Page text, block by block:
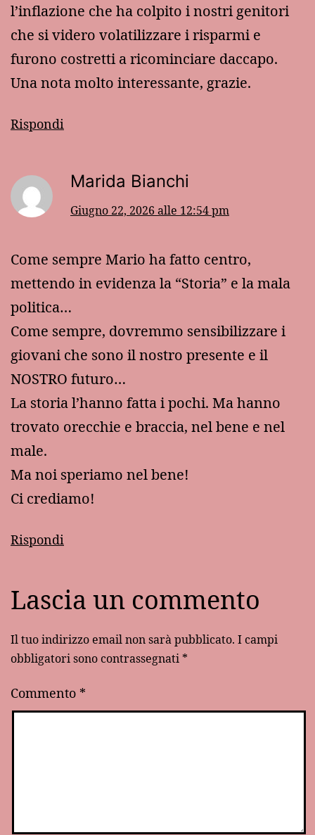
l’inflazione che ha colpito i nostri genitori
che si videro volatilizzare i risparmi e
furono costretti a ricominciare daccapo.
Una nota molto interessante, grazie.
Rispondi
Marida Bianchi
Giugno 22, 2026 alle 12:54 pm
Come sempre Mario ha fatto centro,
mettendo in evidenza la “Storia” e la mala
politica…
Come sempre, dovremmo sensibilizzare i
giovani che sono il nostro presente e il
NOSTRO futuro…
La storia l’hanno fatta i pochi. Ma hanno
trovato orecchie e braccia, nel bene e nel
male.
Ma noi speriamo nel bene!
Ci crediamo!
Rispondi
Lascia un commento
Il tuo indirizzo email non sarà pubblicato. I campi
obbligatori sono contrassegnati *
Commento *